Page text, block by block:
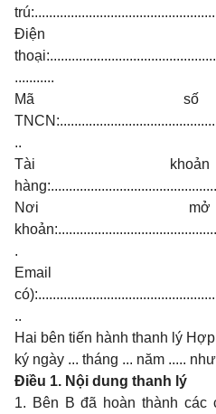
Điện
...........
Mã
..
Tài
Nơi
.
Email
..
Hai bên tiến hành thanh lý
ký ngày ... tháng ... năm .....
Điều 1. Nội dung thanh lý
1. Bên B đã hoàn thành các